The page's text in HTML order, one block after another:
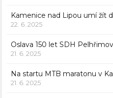
Kamenice nad Lipou umí žít
22. 6. 2025
Oslava 150 let SDH Pelhřimov
21. 6. 2025
Na startu MTB maratonu v
21. 6. 2025